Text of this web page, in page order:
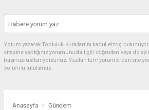
Yorum yazarak Topluluk Kuralları’nı kabul etmiş
sitesine yaptığınız yorumunuzla ilgili doğrudan veya
başınıza üstleniyorsunuz. Yazılan tüm yorumlardan site
sorumlu tutulamaz.
Anasayfa Gündem